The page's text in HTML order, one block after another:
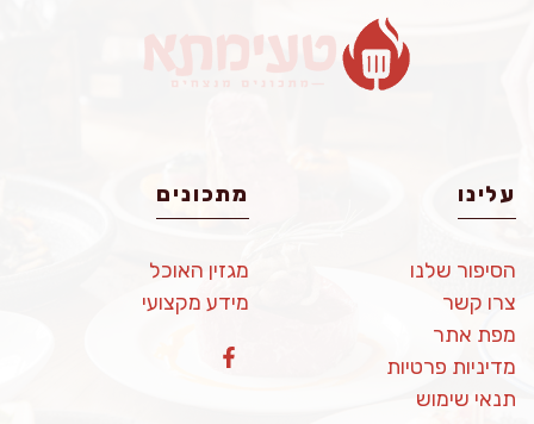
עלינו
הסיפור שלנו
צרו קשר
מפת אתר
מדיניות פרטיות
תנאי שימוש
מתכונים
מגזין האוכל
מידע מקצועי